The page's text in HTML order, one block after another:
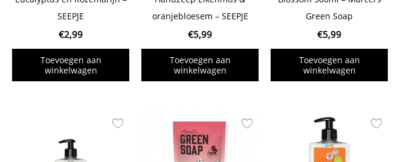
SEEPJE
€2,99
Toevoegen aan
winkelwagen
oranjebloesem – SEEPJE
€5,99
Toevoegen aan
winkelwagen
Green Soap
€5,99
Toevoegen aan
winkelwagen